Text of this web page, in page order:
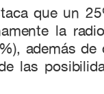
que un
la
además
las